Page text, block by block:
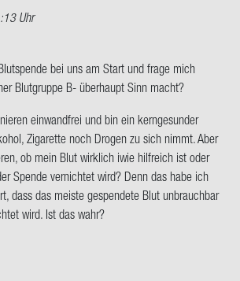
Uhr
bei uns am Start und frage mich
Blut­grup­pe B- über­haupt Sinn macht?
ein­wand­frei und bin ein kern­ge­sun­der
Zi­ga­ret­te noch Dro­gen zu sich nimmt. Aber
ob mein Blut wirk­lich iwie hilf­reich ist oder
Spen­de ver­nich­tet wird? Denn das habe ich
dass das meis­te ge­spen­de­te Blut un­brauch­bar
wird. Ist das wahr?